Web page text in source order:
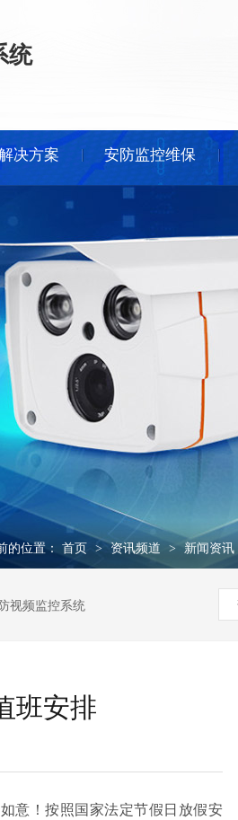
统
决方案 安防监控维保
的位置： 首页 > 资讯频道 > 新闻资讯
视频监控系统
班安排
意！按照国家法定节假日放假安